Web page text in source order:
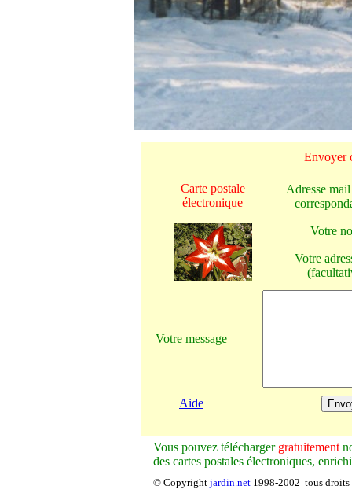
Envoyer
Carte postale
électronique
Adresse
Votre
Votre
Votre message
Aide
Vous pouvez télécharger gratuitement
des cartes postales électroniques,
© Copyright jardin.net 1998-2002 tous droits